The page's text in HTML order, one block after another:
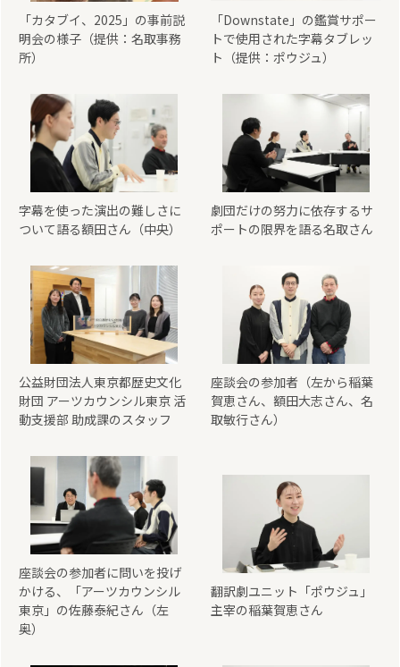
「カタブイ、2025」の事前説
明会の様子（提供：名取事務
所）
「Downstate」の鑑賞サポー
トで使用された字幕タブレッ
ト（提供：ポウジュ）
字幕を使った演出の難しさに
ついて語る額田さん（中央）
劇団だけの努力に依存するサ
ポートの限界を語る名取さん
公益財団法人東京都歴史文化
財団 アーツカウンシル東京 活
動支援部 助成課のスタッフ
座談会の参加者（左から稲葉
賀恵さん、額田大志さん、名
取敏行さん）
座談会の参加者に問いを投げ
かける、「アーツカウンシル
東京」の佐藤泰紀さん（左
奥）
翻訳劇ユニット「ポウジュ」
主宰の稲葉賀恵さん